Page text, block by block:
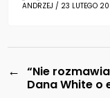
ANDRZEJ / 23 LUTEGO
← “Nie
Dana White o